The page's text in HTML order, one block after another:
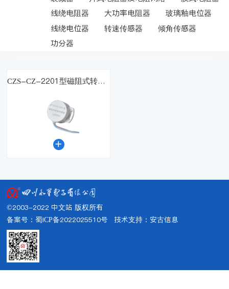
线绕电阻器
大功率电阻器
玻璃釉电位器
线绕电位器
转速传感器
倾角传感器
功分器
CZS-CZ-2201型磁阻式转速传感器

©2003-2022 中文站 版权所有
备案号：蜀ICP备2022025510号 技术支持： 安古信息